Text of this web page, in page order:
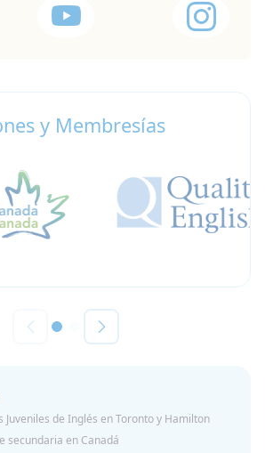
y Membresías
Juveniles de Inglés en Toronto y Hamilton
secundaria en Canadá